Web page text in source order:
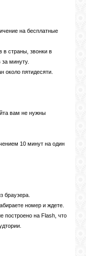
на бесплатные
в страны, звонки в
минуту.
около пятидесяти.
вам не нужны
10 минут на один
браузера.
номер и ждете.
построено на Flash, что